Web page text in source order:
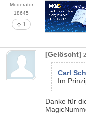
Moderator
18645
1
[Gelöscht]
Carl
Im
Danke für